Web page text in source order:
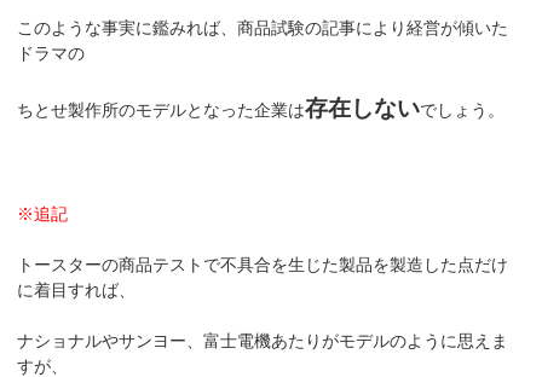
このような事実に鑑みれば、商品試験の記事により経営が傾いた
ドラマの
ちとせ製作所のモデルとなった企業は存在しないでしょう。
※追記
トースターの商品テストで不具合を生じた製品を製造した点だけ
に着目すれば、
ナショナルやサンヨー、富士電機あたりがモデルのように思えま
すが、